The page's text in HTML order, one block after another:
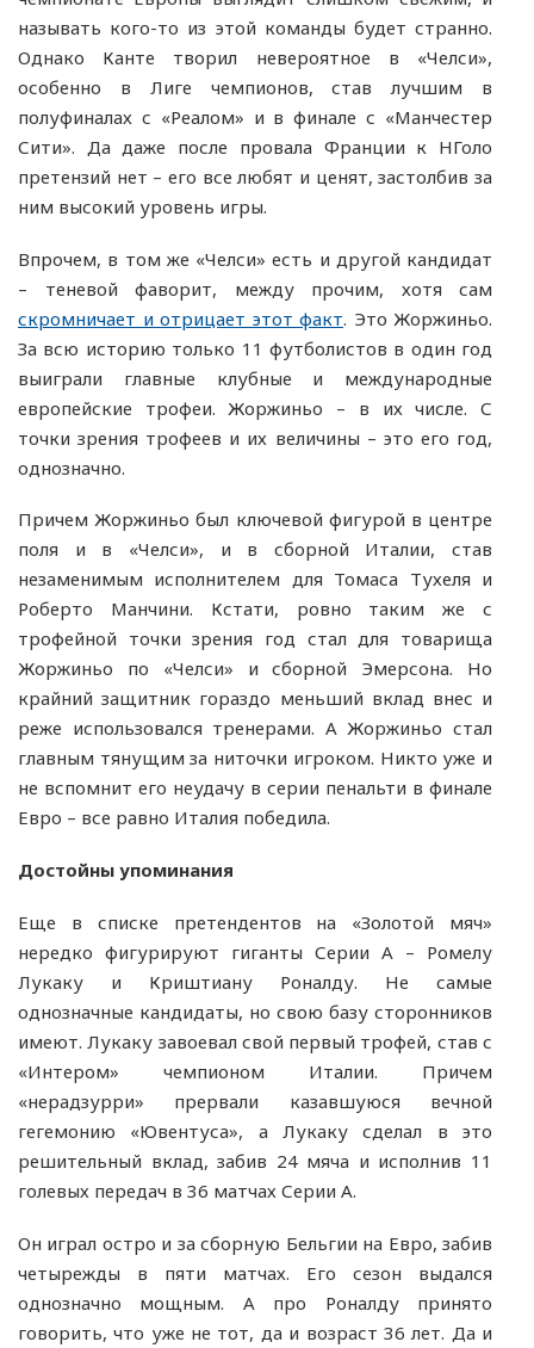
называть кого-то из этой команды будет странно.
Однако Канте творил невероятное в «Челси»,
особенно в Лиге чемпионов, став лучшим в
полуфиналах с «Реалом» и в финале с «Манчестер
Сити». Да даже после провала Франции к НГоло
претензий нет – его все любят и ценят, застолбив за
ним высокий уровень игры.
Впрочем, в том же «Челси» есть и другой кандидат
– теневой фаворит, между прочим, хотя сам
скромничает и отрицает этот факт. Это Жоржиньо.
За всю историю только 11 футболистов в один год
выиграли главные клубные и международные
европейские трофеи. Жоржиньо – в их числе. С
точки зрения трофеев и их величины – это его год,
однозначно.
Причем Жоржиньо был ключевой фигурой в центре
поля и в «Челси», и в сборной Италии, став
незаменимым исполнителем для Томаса Тухеля и
Роберто Манчини. Кстати, ровно таким же с
трофейной точки зрения год стал для товарища
Жоржиньо по «Челси» и сборной Эмерсона. Но
крайний защитник гораздо меньший вклад внес и
реже использовался тренерами. А Жоржиньо стал
главным тянущим за ниточки игроком. Никто уже и
не вспомнит его неудачу в серии пенальти в финале
Евро – все равно Италия победила.
Достойны упоминания
Еще в списке претендентов на «Золотой мяч»
нередко фигурируют гиганты Серии А – Ромелу
Лукаку и Криштиану Роналду. Не самые
однозначные кандидаты, но свою базу сторонников
имеют. Лукаку завоевал свой первый трофей, став с
«Интером» чемпионом Италии. Причем
«нерадзурри» прервали казавшуюся вечной
гегемонию «Ювентуса», а Лукаку сделал в это
решительный вклад, забив 24 мяча и исполнив 11
голевых передач в 36 матчах Серии А.
Он играл остро и за сборную Бельгии на Евро, забив
четырежды в пяти матчах. Его сезон выдался
однозначно мощным. А про Роналду принято
говорить, что уже не тот, да и возраст 36 лет. Да и